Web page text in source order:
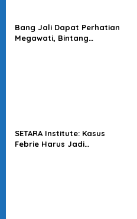
Bang Jali Dapat Perhatian
Megawati, Bintang
SETARA Institute: Kasus
Febrie Harus Jadi